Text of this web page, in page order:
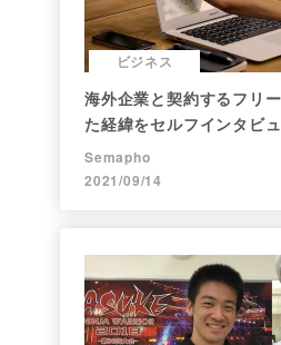
ビジネス
海外企業と契約するフリ
た経緯をセルフインタビ
Semapho
2021/09/14